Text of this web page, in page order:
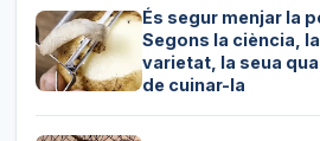
És segur menjar la
Segons la ciència,
varietat, la seua
de cuinar-la